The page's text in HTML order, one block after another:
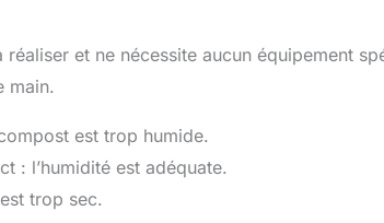
et ne nécessite aucun équipement
main.
est trop humide.
: l’humidité est adéquate.
trop sec.